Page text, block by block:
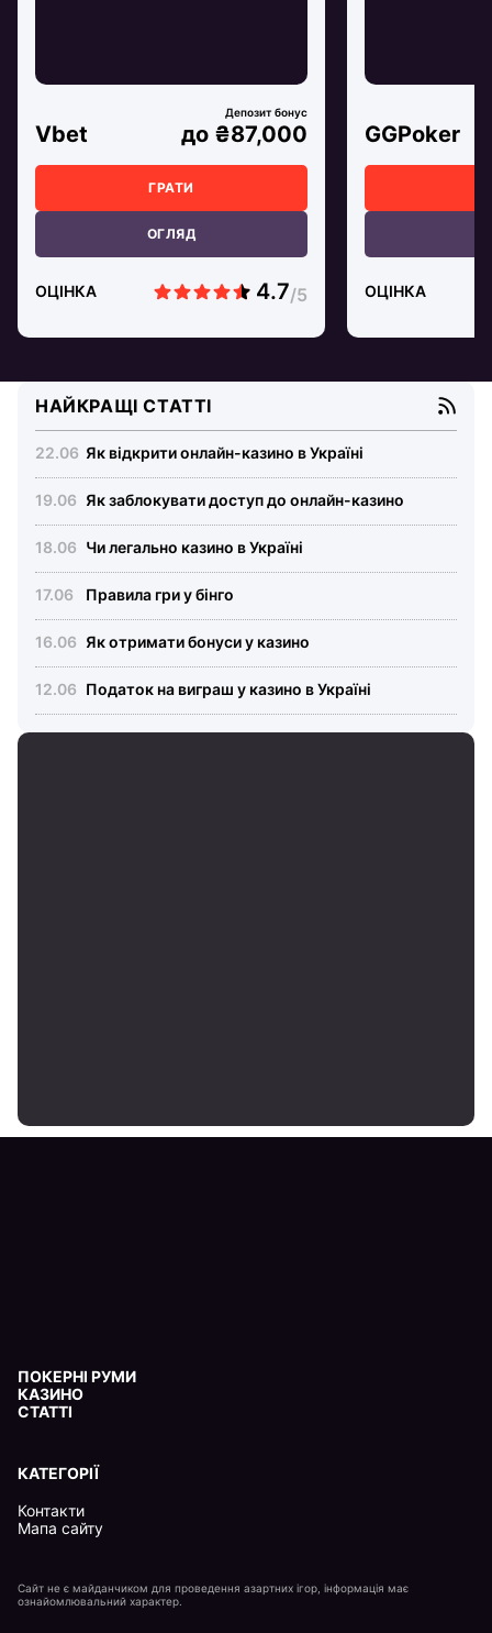
Vbet до ₴87,000
ГРАТИ
ОГЛЯД
ОЦІНКА
GGPoker
ОЦІНКА
НАЙКРАЩІ СТАТТІ
Як відкрити онлайн-казино в Україні
Як заблокувати доступ до онлайн-казино
Чи легально казино в Україні
Правила гри у бінго
Як отримати бонуси у казино
Податок на виграш у казино в Україні
ПОКЕРНІ РУМИ
КАЗИНО
СТАТТІ
КАТЕГОРІЇ
Контакти
Мапа сайту
Сайт не є майданчиком для проведення азартних ігор, інформація має
ознайомлювальний характер.